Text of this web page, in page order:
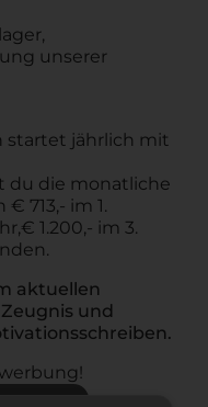
unserer
startet jährlich mit
du die monatliche
713,- im 1.
1.200,- im 3.
aktuellen
und